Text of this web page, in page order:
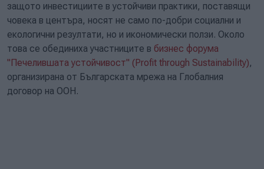
защото инвестициите в устойчиви практики, поставящи
човека в центъра, носят не само по-добри социални и
екологични резултати, но и икономически ползи. Около
това се обединиха участниците в бизнес форума
"Печелившата устойчивост" (Profit through Sustainability),
организирана от Българската мрежа на Глобалния
договор на ООН.